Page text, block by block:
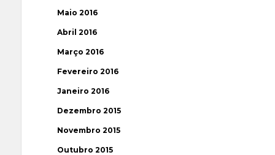
Maio 2016
Abril 2016
Março 2016
Fevereiro 2016
Janeiro 2016
Dezembro 2015
Novembro 2015
Outubro 2015